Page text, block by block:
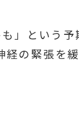
」という
の緊張を